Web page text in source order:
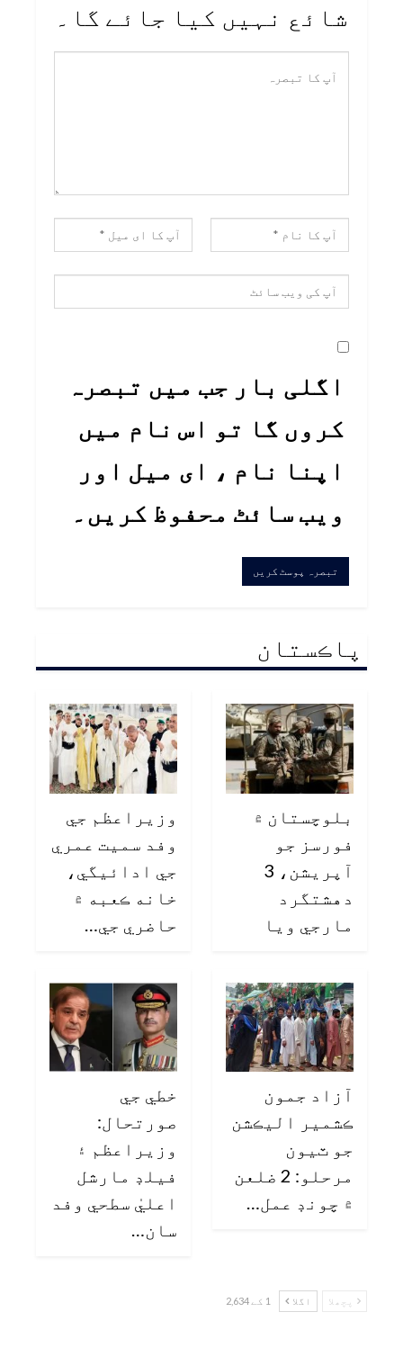
شائع نہیں کیا جائے گا۔
اگلی بار جب میں تبصرہ
کروں گا تو اس نام میں
اپنا نام ، ای میل اور
ویب سائٹ محفوظ کریں۔
پاڪستان
بلوچستان ۾
فورسز جو
آپريشن، 3
دهشتگرد
مارجي ويا
وزيراعظم جي
وفد سميت عمري
جي ادائيگي،
خانه ڪعبه ۾
حاضري جي…
آزاد جمون
ڪشمير اليڪشن
جو ٽيون
مرحلو: 2 ضلعن
۾ چونڊ عمل…
خطي جي
صورتحال:
وزيراعظم ۽
فيلڊ مارشل
اعليٰ سطحي وفد
سان…
پچھلا اگلا 1 کے 2,634